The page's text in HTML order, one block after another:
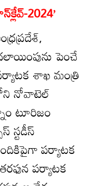
2024’
పెంచే
శాఖ మంత్రి
నోవాటెల్‌
టూరిజం
స్టడీస్‌
పర్యాటక
పర్యాటక